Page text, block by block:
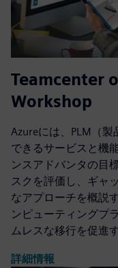
Teamcenter
Workshop
Azureには、PLM（
できるサービスと機
ンスアドバンタの目
スクを評価し、ギャ
なアプローチを概説
ンピューティングプ
ムレスな移行を促進
詳細情報